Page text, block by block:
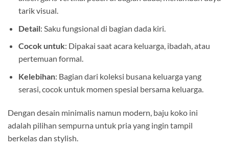
tarik visual.
Detail: Saku fungsional di bagian dada kiri.
Cocok untuk: Dipakai saat acara keluarga, ibadah, atau
pertemuan formal.
Kelebihan: Bagian dari koleksi busana keluarga yang
serasi, cocok untuk momen spesial bersama keluarga.
Dengan desain minimalis namun modern, baju koko ini
adalah pilihan sempurna untuk pria yang ingin tampil
berkelas dan stylish.